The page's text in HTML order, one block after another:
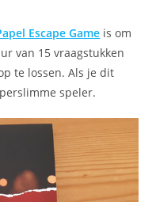
Escape Game is om
van 15 vraagstukken
te lossen. Als je dit
speler.